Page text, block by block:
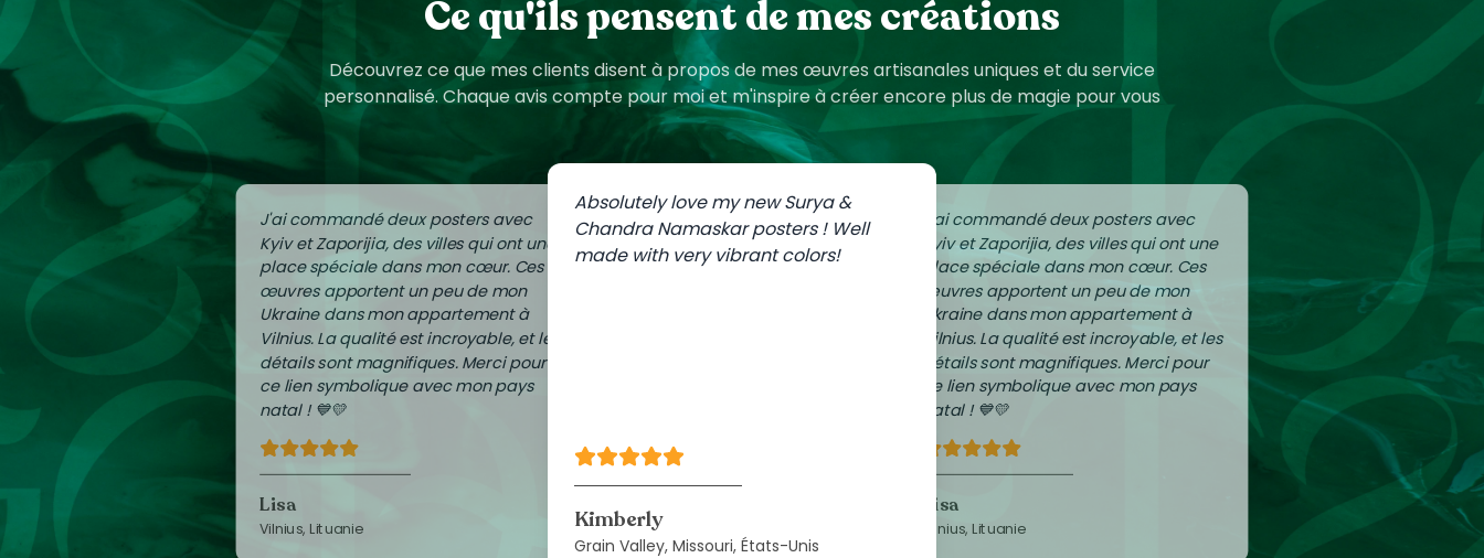
Ce qu'ils pensent de mes créations
Découvrez ce que mes clients disent à propos de mes œuvres artisanales uniques et du service
personnalisé. Chaque avis compte pour moi et m'inspire à créer encore plus de magie pour vous
J'ai commandé deux posters avec
Kyiv et Zaporijia, des villes qui ont une
place spéciale dans mon cœur. Ces
œuvres apportent un peu de mon
Ukraine dans mon appartement à
Vilnius. La qualité est incroyable, et les
détails sont magnifiques. Merci pour
ce lien symbolique avec mon pays
natal ! 💙💛
Lisa
Vilnius, Lituanie
Absolutely love my new Surya &
Chandra Namaskar posters ! Well
made with very vibrant colors!
Kimberly
Grain Valley, Missouri, États-Unis
J'ai commandé deux posters avec
Kyiv et Zaporijia, des villes qui ont une
place spéciale dans mon cœur. Ces
œuvres apportent un peu de mon
Ukraine dans mon appartement à
Vilnius. La qualité est incroyable, et les
détails sont magnifiques. Merci pour
ce lien symbolique avec mon pays
natal ! 💙💛
Lisa
Vilnius, Lituanie